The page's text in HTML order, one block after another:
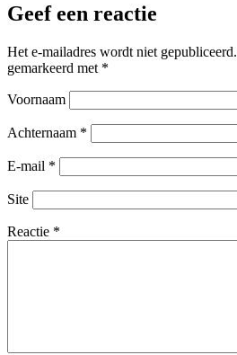
Geef een reactie
Het e-mailadres wordt niet gepubliceerd.
gemarkeerd met *
Voornaam
Achternaam *
E-mail *
Site
Reactie *